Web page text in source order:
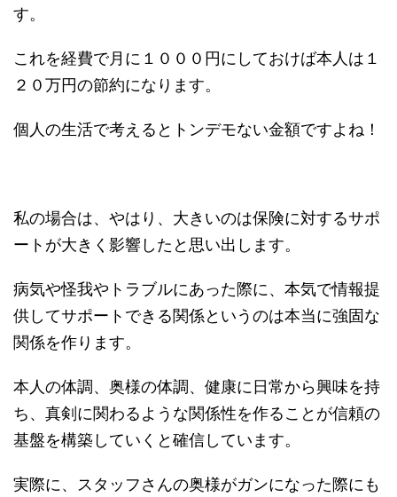
す。
これを経費で月に１０００円にしておけば本人は１
２０万円の節約になります。
個人の生活で考えるとトンデモない金額ですよね！
私の場合は、やはり、大きいのは保険に対するサポ
ートが大きく影響したと思い出します。
病気や怪我やトラブルにあった際に、本気で情報提
供してサポートできる関係というのは本当に強固な
関係を作ります。
本人の体調、奥様の体調、健康に日常から興味を持
ち、真剣に関わるような関係性を作ることが信頼の
基盤を構築していくと確信しています。
実際に、スタッフさんの奥様がガンになった際にも